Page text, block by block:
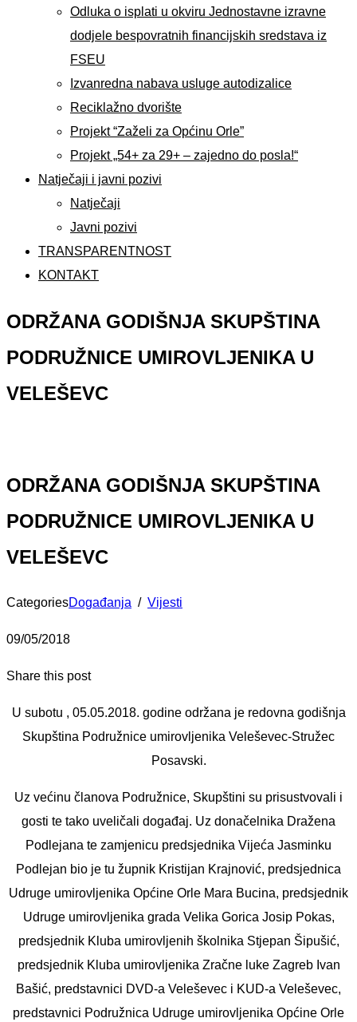
Odluka o isplati u okviru Jednostavne izravne
dodjele bespovratnih financijskih sredstava iz
FSEU
Izvanredna nabava usluge autodizalice
Reciklažno dvorište
Projekt “Zaželi za Općinu Orle”
Projekt „54+ za 29+ – zajedno do posla!“
Natječaji i javni pozivi
Natječaji
Javni pozivi
TRANSPARENTNOST
KONTAKT
ODRŽANA GODIŠNJA SKUPŠTINA
PODRUŽNICE UMIROVLJENIKA U
VELEŠEVC
ODRŽANA GODIŠNJA SKUPŠTINA
PODRUŽNICE UMIROVLJENIKA U
VELEŠEVC
CategoriesDogađanja / Vijesti
09/05/2018
Share this post
U subotu , 05.05.2018. godine održana je redovna godišnja
Skupština Podružnice umirovljenika Veleševec-Stružec
Posavski.
Uz većinu članova Podružnice, Skupštini su prisustvovali i
gosti te tako uveličali događaj. Uz donačelnika Dražena
Podlejana te zamjenicu predsjednika Vijeća Jasminku
Podlejan bio je tu župnik Kristijan Krajnović, predsjednica
Udruge umirovljenika Općine Orle Mara Bucina, predsjednik
Udruge umirovljenika grada Velika Gorica Josip Pokas,
predsjednik Kluba umirovljenih školnika Stjepan Šipušić,
predsjednik Kluba umirovljenika Zračne luke Zagreb Ivan
Bašić, predstavnici DVD-a Veleševec i KUD-a Veleševec,
predstavnici Podružnica Udruge umirovljenika Općine Orle